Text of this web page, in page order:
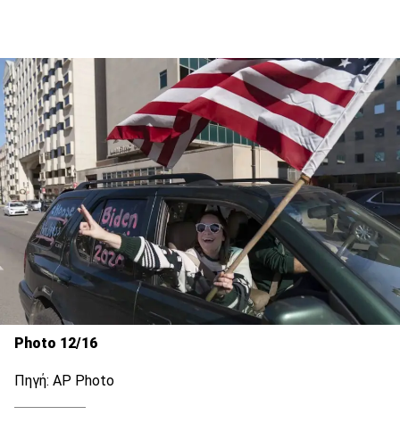
Photo 12/16
Πηγή: AP Photo